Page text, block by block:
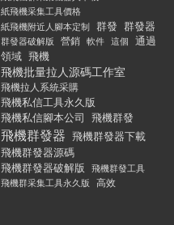
紙飛機采集工具價格
紙飛機附近人腳本定制
群發 群發器
群發器破解版 營銷 軟件 這個
通過
領域 飛機
飛機批量拉人源碼工作室
飛機拉人系統采購
飛機私信工具永久版
飛機私信腳本公司
飛機群發
飛機群發器 飛機群發器下載
飛機群發器源碼
飛機群發器破解版
飛機群發工具
飛機群采集工具永久版
高效